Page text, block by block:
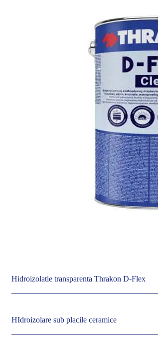
Hidroizolatie transparenta Thrakon D-Flex
HIdroizolare sub placile ceramice